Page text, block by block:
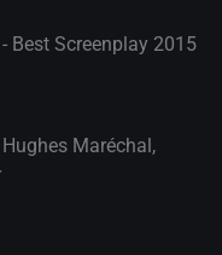
Best Screenplay 2015
Maréchal,